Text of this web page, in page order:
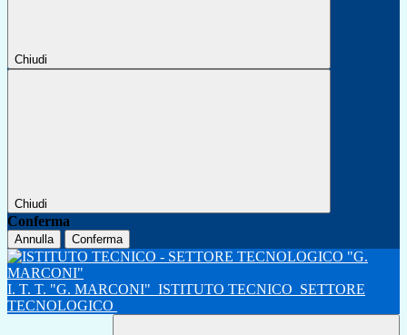
Chiudi
Chiudi
Conferma
Annulla Conferma
I. T. T. "G. MARCONI" ISTITUTO TECNICO SETTORE
TECNOLOGICO